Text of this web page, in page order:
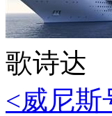
歌诗达
<威尼斯